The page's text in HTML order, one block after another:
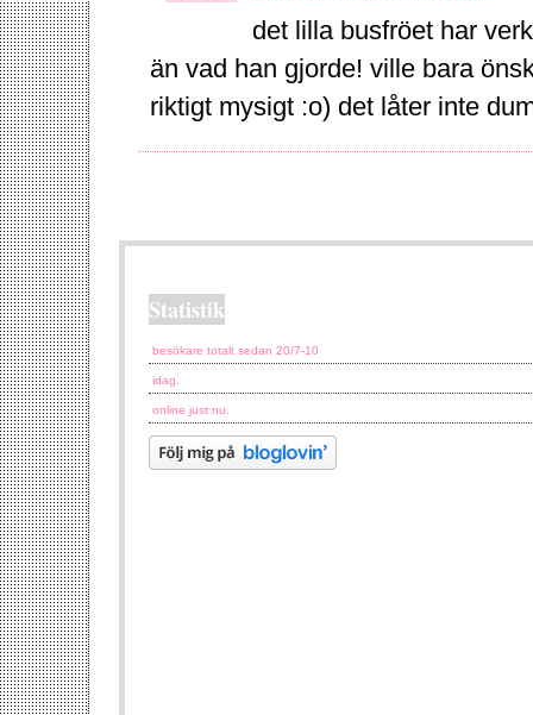
det lilla busfröet har
än vad han gjorde! ville bara
riktigt mysigt :o) det låter inte
Statistik
besökare totalt sedan 20/7-10
idag.
online just nu.